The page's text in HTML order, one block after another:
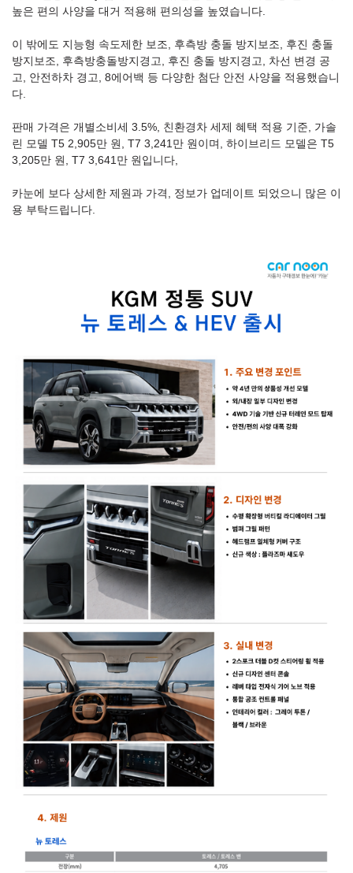
높은 편의 사양을 대거 적용해 편의성을 높였습니다.
이 밖에도 지능형 속도제한 보조, 후측방 충돌 방지보조, 후진 충돌
방지보조, 후측방충돌방지경고, 후진 충돌 방지경고, 차선 변경 공
고, 안전하차 경고, 8에어백 등 다양한 첨단 안전 사양을 적용했습니
다.
판매 가격은 개별소비세 3.5%, 친환경차 세제 혜택 적용 기준, 가솔
린 모델 T5 2,905만 원, T7 3,241만 원이며, 하이브리드 모델은 T5
3,205만 원, T7 3,641만 원입니다,
카눈에 보다 상세한 제원과 가격, 정보가 업데이트 되었으니 많은 이
용 부탁드립니다.